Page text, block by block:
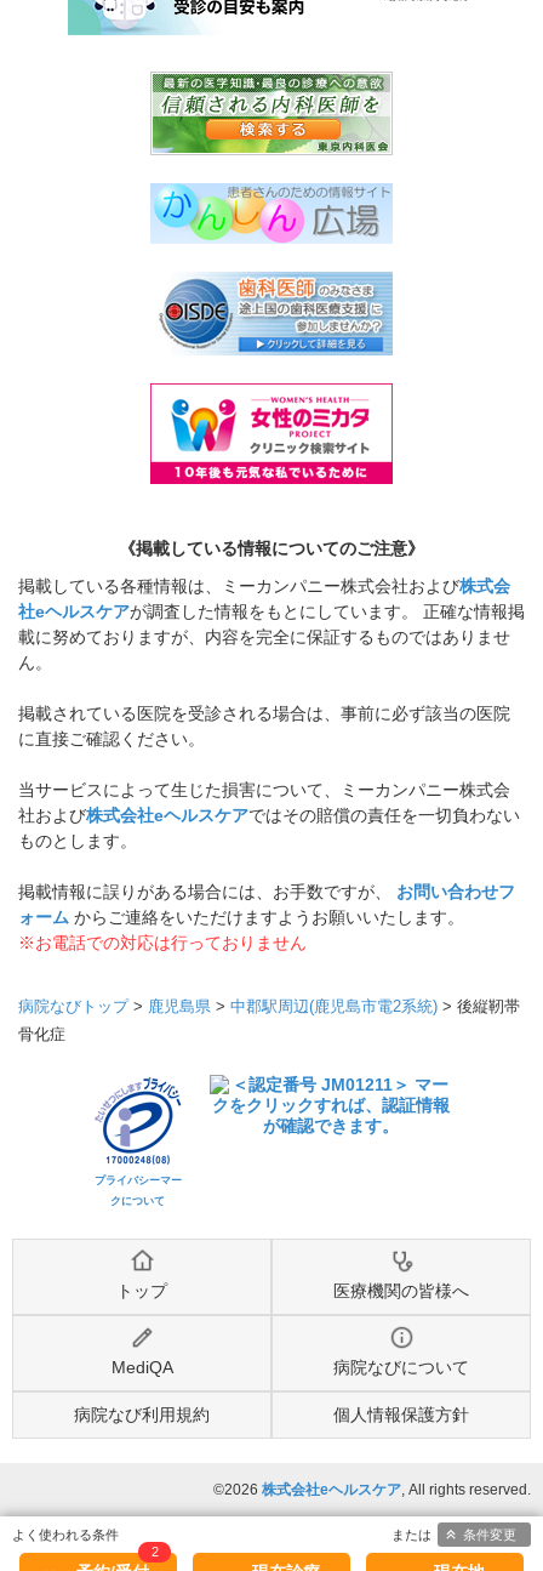
《掲載している情報についてのご注意》
掲載している各種情報は、ミーカンパニー株式会社および株式会
社eヘルスケアが調査した情報をもとにしています。 正確な情報掲
載に努めておりますが、内容を完全に保証するものではありませ
ん。
掲載されている医院を受診される場合は、事前に必ず該当の医院
に直接ご確認ください。
当サービスによって生じた損害について、ミーカンパニー株式会
社および株式会社eヘルスケアではその賠償の責任を一切負わない
ものとします。
掲載情報に誤りがある場合には、お手数ですが、 お問い合わせフ
ォーム からご連絡をいただけますようお願いいたします。
※お電話での対応は行っておりません
病院なびトップ> 鹿児島県 > 中郡駅周辺(鹿児島市電2系統) > 後縦靭帯
骨化症
プライバシーマー
クについて
トップ 医療機関の皆様へ
MediQA 病院なびについて
病院なび利用規約 個人情報保護方針
©2026 株式会社eヘルスケア, All rights reserved.
2
条件変更